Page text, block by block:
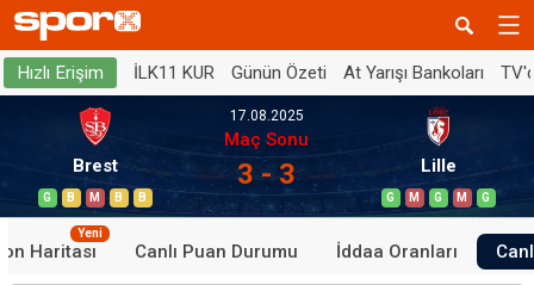
Hızlı Erişim İLK11 KUR Günün Özeti At Yarışı Bankoları
Brest
G B M B B
17.08.2025
Maç Sonu
3 - 3 Lille
G M G M G
Haritası
Yeni
Canlı Puan Durumu İddaa Oranları